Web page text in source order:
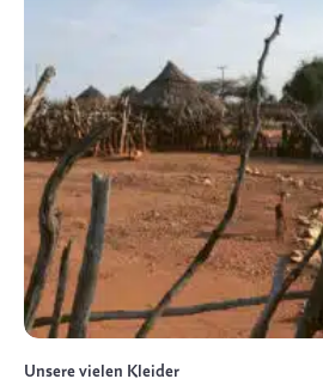
Unsere vielen Kleider